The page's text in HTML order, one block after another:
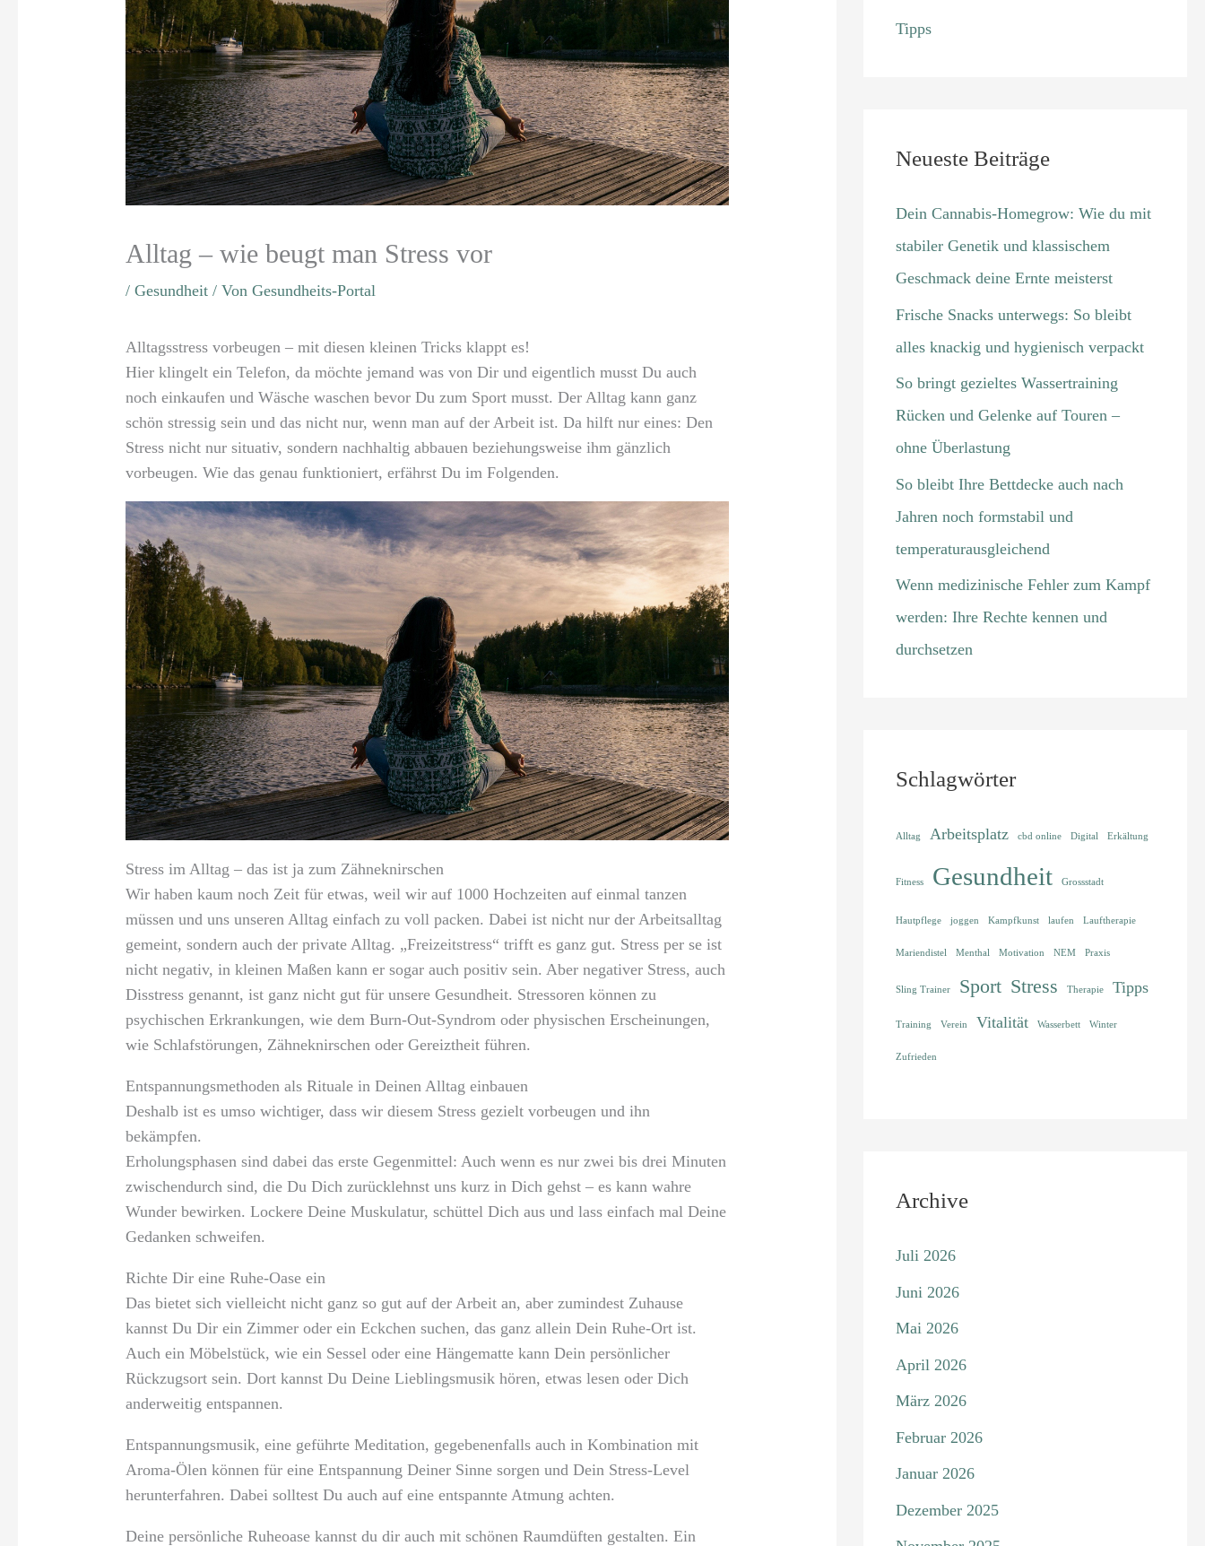
Alltag – wie beugt man Stress vor
/Gesundheit / VonGesundheits-Portal
Alltagsstress vorbeugen – mit diesen kleinen Tricks klappt es!
Hier klingelt ein Telefon, da möchte jemand was von Dir und eigentlich musst Du auch
noch einkaufen und Wäsche waschen bevor Du zum Sport musst. Der Alltag kann ganz
schön stressig sein und das nicht nur, wenn man auf der Arbeit ist. Da hilft nur eines: Den
Stress nicht nur situativ, sondern nachhaltig abbauen beziehungsweise ihm gänzlich
vorbeugen. Wie das genau funktioniert, erfährst Du im Folgenden.
Stress im Alltag – das ist ja zum Zähneknirschen
Wir haben kaum noch Zeit für etwas, weil wir auf 1000 Hochzeiten auf einmal tanzen
müssen und uns unseren Alltag einfach zu voll packen. Dabei ist nicht nur der Arbeitsalltag
gemeint, sondern auch der private Alltag. „Freizeitstress“ trifft es ganz gut. Stress per se ist
nicht negativ, in kleinen Maßen kann er sogar auch positiv sein. Aber negativer Stress, auch
Disstress genannt, ist ganz nicht gut für unsere Gesundheit. Stressoren können zu
psychischen Erkrankungen, wie dem Burn-Out-Syndrom oder physischen Erscheinungen,
wie Schlafstörungen, Zähneknirschen oder Gereiztheit führen.
Entspannungsmethoden als Rituale in Deinen Alltag einbauen
Deshalb ist es umso wichtiger, dass wir diesem Stress gezielt vorbeugen und ihn
bekämpfen.
Erholungsphasen sind dabei das erste Gegenmittel: Auch wenn es nur zwei bis drei Minuten
zwischendurch sind, die Du Dich zurücklehnst uns kurz in Dich gehst – es kann wahre
Wunder bewirken. Lockere Deine Muskulatur, schüttel Dich aus und lass einfach mal Deine
Gedanken schweifen.
Richte Dir eine Ruhe-Oase ein
Das bietet sich vielleicht nicht ganz so gut auf der Arbeit an, aber zumindest Zuhause
kannst Du Dir ein Zimmer oder ein Eckchen suchen, das ganz allein Dein Ruhe-Ort ist.
Auch ein Möbelstück, wie ein Sessel oder eine Hängematte kann Dein persönlicher
Rückzugsort sein. Dort kannst Du Deine Lieblingsmusik hören, etwas lesen oder Dich
anderweitig entspannen.
Entspannungsmusik, eine geführte Meditation, gegebenenfalls auch in Kombination mit
Aroma-Ölen können für eine Entspannung Deiner Sinne sorgen und Dein Stress-Level
herunterfahren. Dabei solltest Du auch auf eine entspannte Atmung achten.
Deine persönliche Ruheoase kannst du dir auch mit schönen Raumdüften gestalten. Ein
Tipps
Neueste Beiträge
Dein Cannabis-Homegrow: Wie du mit
stabiler Genetik und klassischem
Geschmack deine Ernte meisterst
Frische Snacks unterwegs: So bleibt
alles knackig und hygienisch verpackt
So bringt gezieltes Wassertraining
Rücken und Gelenke auf Touren –
ohne Überlastung
So bleibt Ihre Bettdecke auch nach
Jahren noch formstabil und
temperaturausgleichend
Wenn medizinische Fehler zum Kampf
werden: Ihre Rechte kennen und
durchsetzen
Schlagwörter
Alltag Arbeitsplatz cbd online Digital Erkältung
Fitness Gesundheit Grossstadt
Hautpflege joggen Kampfkunst laufen Lauftherapie
Mariendistel Menthal Motivation NEM Praxis
Sling Trainer Sport Stress Therapie Tipps
Training Verein Vitalität Wasserbett Winter
Zufrieden
Archive
Juli 2026
Juni 2026
Mai 2026
April 2026
März 2026
Februar 2026
Januar 2026
Dezember 2025